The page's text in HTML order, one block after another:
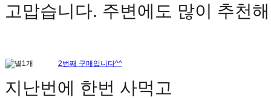
고맙습니다. 주변에도 많이 추천
2번째 구매입니다^^
지난번에 한번 사먹고